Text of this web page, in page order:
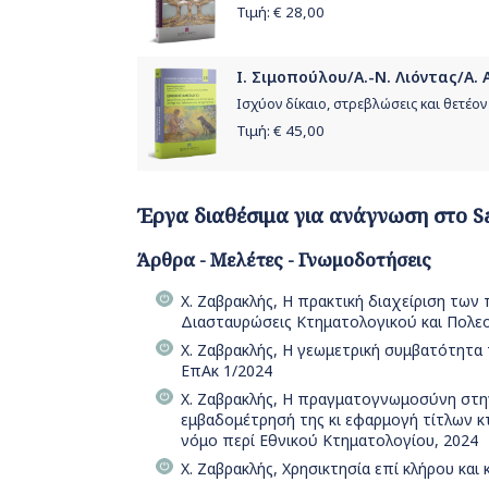
Τιμή: € 28,00
Ι. Σιμοπούλου/Α.-Ν. Λιόντας/Α.
Ισχύον δίκαιο, στρεβλώσεις και
Τιμή: € 45,00
Έργα διαθέσιμα για ανάγνωση στο
Άρθρα - Μελέτες - Γνωμοδοτήσεις
Χ. Ζαβρακλής, Η πρακτική διαχείριση
Διασταυρώσεις Κτηματολογικού και
Χ. Ζαβρακλής, Η γεωμετρική
ΕπΑκ 1/2024
Χ. Ζαβρακλής, Η πραγματογνωμοσύνη
εμβαδομέτρησή της κι εφαρμογή τίτλων
νόμο περί Εθνικού Κτηματολογίου, 2024
Χ. Ζαβρακλής, Χρησικτησία επί κλήρου